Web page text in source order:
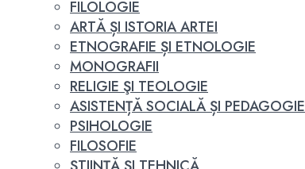
FILOLOGIE
ARTĂ ȘI ISTORIA ARTEI
ETNOGRAFIE ȘI ETNOLOGIE
MONOGRAFII
RELIGIE ŞI TEOLOGIE
ASISTENȚĂ SOCIALĂ ȘI PEDAGOGIE
PSIHOLOGIE
FILOSOFIE